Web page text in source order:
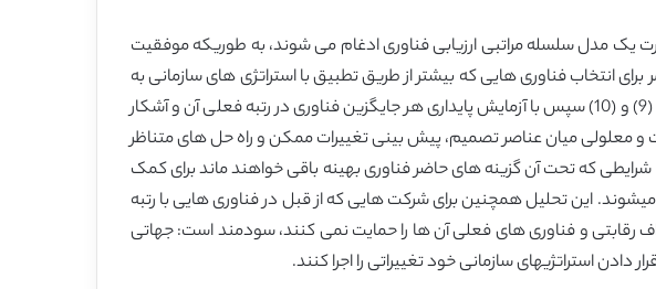
یک مدل سلسله مراتبی ارزیابی فناوری ادغام می شوند، به طوریکه موفقیت
انتخاب فناوری هایی که بیشتر از طریق تطبیق با استراتژی های سازمانی به
مأموریت سازمان کمک می کنند، سازمان را یاری می-کند. الگوریتم HDM SA توسعه یافته در مراجع شماره (9) و (10) سپس با آزمایش پایداری هر جایگزین فناوری در رتبه فعلی آن و آشکار
و معلولی میان عناصر تصمیم، پیش بینی تغییرات ممکن و راه حل های متناظر
که تحت آن گزینه های حاضر فناوری بهینه باقی خواهند ماند برای کمک
این تحلیل همچنین برای شرکت هایی که از قبل در فناوری هایی با رتبه
رقابتی و فناوری های فعلی آن ها را حمایت نمی کنند، سودمند است: جهاتی
استراتژیهای سازمانی خود تغییراتی را اجرا کنند.